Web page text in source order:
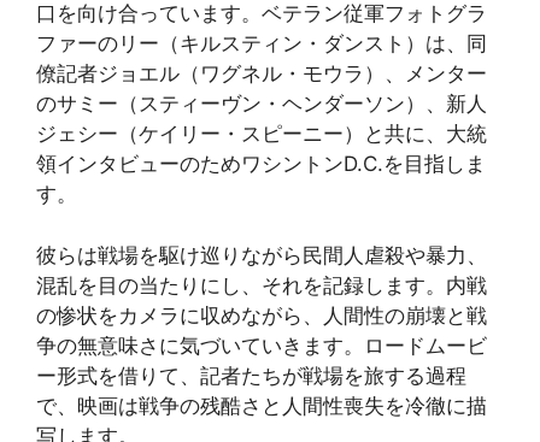
口を向け合っています。ベテラン従軍フォトグラ
ファーのリー（キルスティン・ダンスト）は、同
僚記者ジョエル（ワグネル・モウラ）、メンター
のサミー（スティーヴン・ヘンダーソン）、新人
ジェシー（ケイリー・スピーニー）と共に、大統
領インタビューのためワシントンD.C.を目指しま
す。
彼らは戦場を駆け巡りながら民間人虐殺や暴力、
混乱を目の当たりにし、それを記録します。内戦
の惨状をカメラに収めながら、人間性の崩壊と戦
争の無意味さに気づいていきます。ロードムービ
ー形式を借りて、記者たちが戦場を旅する過程
で、映画は戦争の残酷さと人間性喪失を冷徹に描
写します。